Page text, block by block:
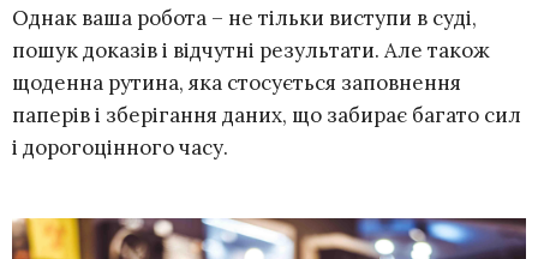
Однак ваша робота – не тільки виступи в суді,
пошук доказів і відчутні результати. Але також
щоденна рутина, яка стосується заповнення
паперів і зберігання даних, що забирає багато сил
і дорогоцінного часу.